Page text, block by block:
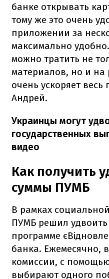
банке открывать
тому же это очень
приложении за
максимально
можно тратить не
материалов, но и на
очень ускоряет весь
Андрей.
Украинцы могут
государственных
видео
Как получить
суммы ПУМБ
В рамках
ПУМБ решил
программе
банка. Ежемесячно,
комиссии, с
выбирают одного